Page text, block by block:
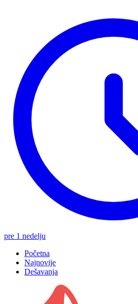
pre 1 nedelju
Početna
Najnovije
Dešavanja